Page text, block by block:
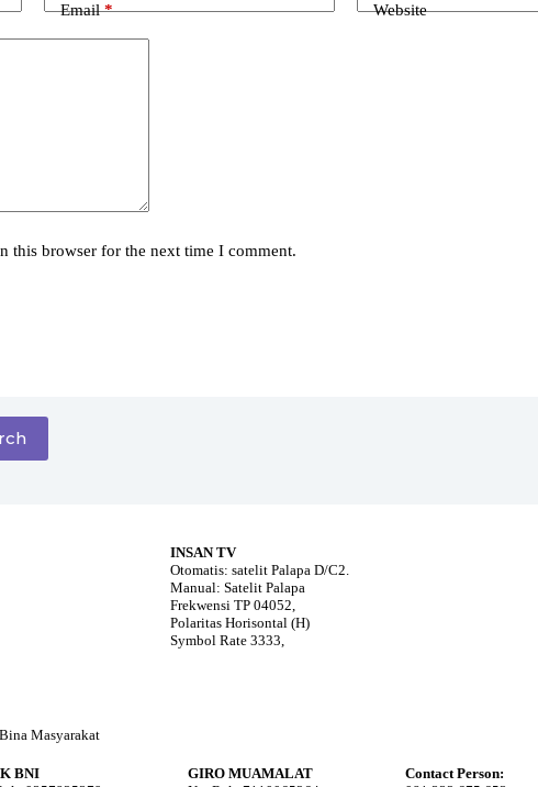
Email* Website
this browser for the next time I comment.
INSAN TV
Otomatis: satelit Palapa D/C2.
Manual: Satelit Palapa
Frekwensi TP 04052,
Polaritas Horisontal (H)
Symbol Rate 3333,
Masyarakat
BNI
GIRO MUAMALAT
Contact Person: